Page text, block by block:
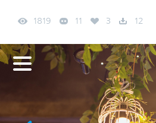
1819 11 3 12